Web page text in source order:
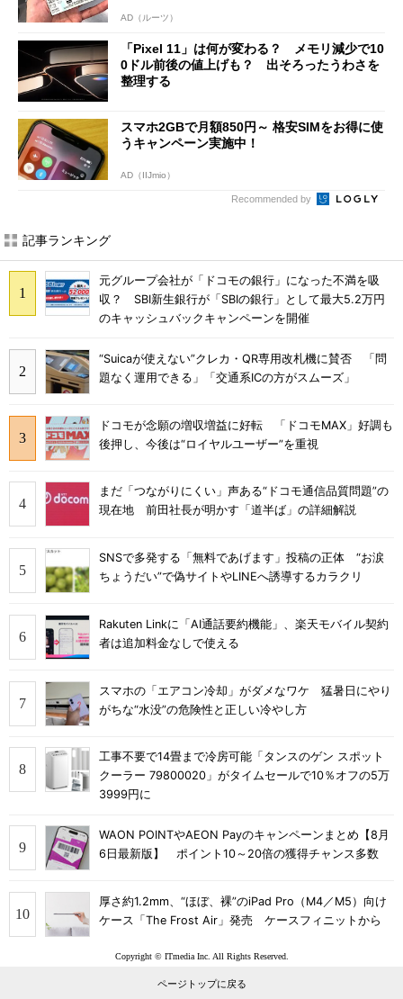
AD（ルーツ）
「Pixel 11」は何が変わる？ メモリ減少で10
0ドル前後の値上げも？ 出そろったうわさを
整理する
スマホ2GBで月額850円～ 格安SIMをお得に使
うキャンペーン実施中！
AD（IIJmio）
Recommended by
記事ランキング
元グループ会社が「ドコモの銀行」になった不満を吸
収？ SBI新生銀行が「SBIの銀行」として最大5.2万円
のキャッシュバックキャンペーンを開催
“Suicaが使えない”クレカ・QR専用改札機に賛否 「問
題なく運用できる」「交通系ICの方がスムーズ」
ドコモが念願の増収増益に好転 「ドコモMAX」好調も
後押し、今後は“ロイヤルユーザー”を重視
まだ「つながりにくい」声ある“ドコモ通信品質問題”の
現在地 前田社長が明かす「道半ば」の詳細解説
SNSで多発する「無料であげます」投稿の正体 “お涙
ちょうだい”で偽サイトやLINEへ誘導するカラクリ
Rakuten Linkに「AI通話要約機能」、楽天モバイル契約
者は追加料金なしで使える
スマホの「エアコン冷却」がダメなワケ 猛暑日にやり
がちな“水没”の危険性と正しい冷やし方
工事不要で14畳まで冷房可能「タンスのゲン スポット
クーラー 79800020」がタイムセールで10％オフの5万
3999円に
WAON POINTやAEON Payのキャンペーンまとめ【8月
6日最新版】 ポイント10～20倍の獲得チャンス多数
厚さ約1.2mm、“ほぼ、裸”のiPad Pro（M4／M5）向け
ケース「The Frost Air」発売 ケースフィニットから
Copyright © ITmedia Inc. All Rights Reserved.
ページトップに戻る